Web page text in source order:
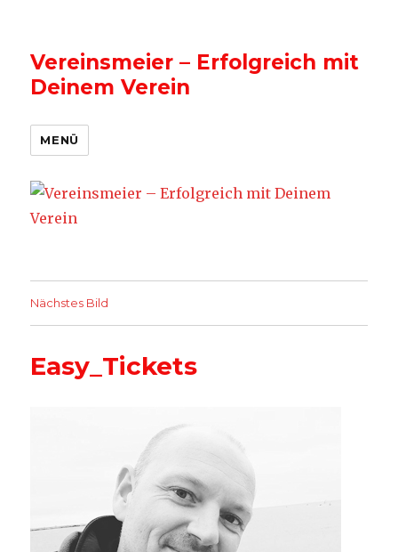
Vereinsmeier – Erfolgreich mit
Deinem Verein
MENÜ
Nächstes Bild
Easy_Tickets